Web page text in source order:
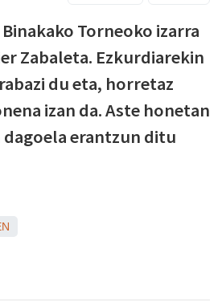
Torneoko izarra
Zabaleta. Ezkurdiarekin
du eta, horretaz
izan da. Aste honetan
erantzun ditu